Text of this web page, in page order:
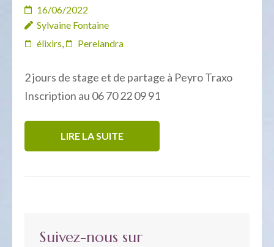
16/06/2022
Sylvaine Fontaine
élixirs, Perelandra
2 jours de stage et de partage à Peyro Traxo
Inscription au 06 70 22 09 91
LIRE LA SUITE
Suivez-nous sur